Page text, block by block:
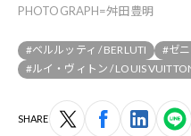
PHOTOGRAPH=舛田豊明
#ベルルッティ / BERLUTI
#ゼ
#ルイ・ヴィトン / LOUIS
SHARE